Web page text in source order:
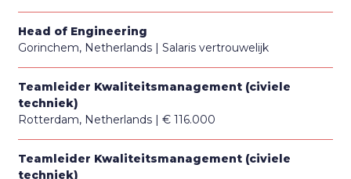
Head of Engineering
Gorinchem, Netherlands
Salaris vertrouwelijk
Teamleider Kwaliteitsmanagement (civiele
techniek)
Rotterdam, Netherlands
€ 116.000
Teamleider Kwaliteitsmanagement (civiele
techniek)